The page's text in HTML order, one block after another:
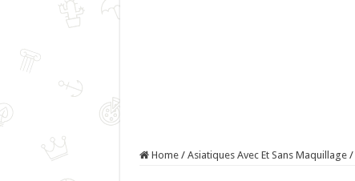
Home / Asiatiques Avec Et Sans Maquillage /